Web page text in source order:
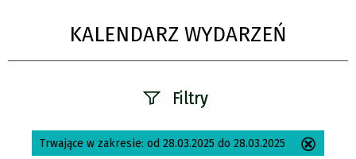
KALENDARZ WYDARZEŃ
Filtry
Szukana fraza
Trwające w zakresie: od 28.03.2025 do 28.03.2025